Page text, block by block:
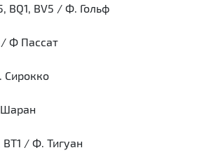
BQ1, BV5 / Ф. Гольф
/ Ф Пассат
Сирокко
Шаран
BT1 / Ф. Тигуан